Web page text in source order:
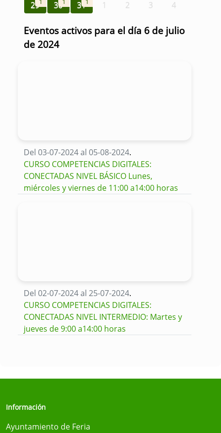
29 30 31 1 2 3 4
Eventos activos para el día 6 de julio
de 2024
Del 03-07-2024 al 05-08-2024.
CURSO COMPETENCIAS DIGITALES:
CONECTADAS NIVEL BÁSICO Lunes,
miércoles y viernes de 11:00 a14:00 horas
Del 02-07-2024 al 25-07-2024.
CURSO COMPETENCIAS DIGITALES:
CONECTADAS NIVEL INTERMEDIO: Martes y
jueves de 9:00 a14:00 horas
Información
Ayuntamiento de Feria